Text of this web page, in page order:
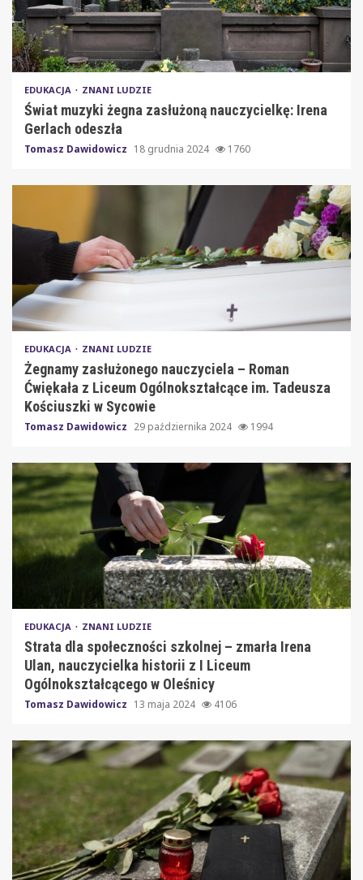
EDUKACJA ZNANI LUDZIE
Świat muzyki żegna zasłużoną nauczycielkę: Irena
Gerlach odeszła
Tomasz Dawidowicz 18 grudnia 2024 1760
EDUKACJA ZNANI LUDZIE
Żegnamy zasłużonego nauczyciela – Roman
Ćwiękała z Liceum Ogólnokształcące im. Tadeusza
Kościuszki w Sycowie
Tomasz Dawidowicz 29 października 2024 1994
EDUKACJA ZNANI LUDZIE
Strata dla społeczności szkolnej – zmarła Irena
Ulan, nauczycielka historii z I Liceum
Ogólnokształcącego w Oleśnicy
Tomasz Dawidowicz 13 maja 2024 4106